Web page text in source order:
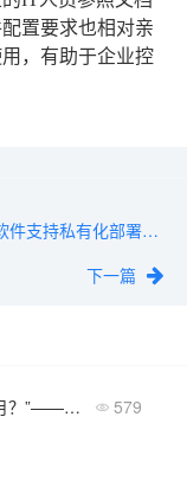
置要求也相对亲
，有助于企业控
即时通讯软件支持私有化部署的有哪些？
下一篇
“安全防泄密IM多少钱一个月？”——附主流产品价格清单与价值分析 579